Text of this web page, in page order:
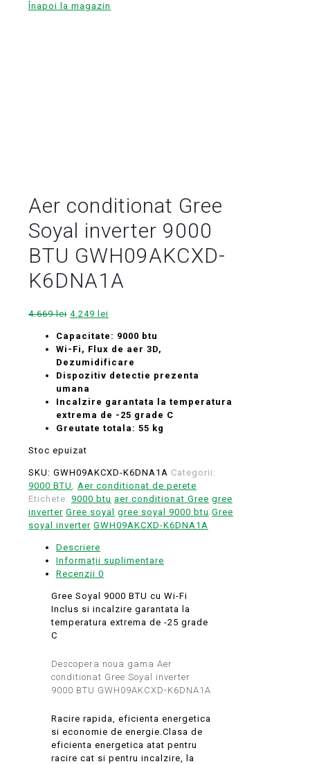
Înapoi la magazin
Aer conditionat Gree
Soyal inverter 9000
BTU GWH09AKCXD-
K6DNA1A
4.669lei Prețul
a
fost:
4.669 lei.
4.249 lei
este:
4.249 lei.
Capacitate: 9000 btu
Wi-Fi, Flux de aer 3D,
Dezumidificare
Dispozitiv detectie prezenta
umana
Incalzire garantata la temperatura
extrema de -25 grade C
Greutate totala: 55 kg
Stoc epuizat
SKU: GWH09AKCXD-K6DNA1A Categorii:
9000 BTU , Aer conditionat de perete
Etichete: 9000 btu aer conditionat Gree gree
inverter Gree soyal gree soyal 9000 btu Gree
soyal inverter GWH09AKCXD-K6DNA1A
Descriere
Informații suplimentare
Recenzii 0
Gree Soyal 9000 BTU cu Wi-Fi
Inclus si incalzire garantata la
temperatura extrema de -25 grade
C
Descopera noua gama Aer
conditionat Gree Soyal inverter
9000 BTU GWH09AKCXD-K6DNA1A
Racire rapida, eficienta energetica
si economie de energie.Clasa de
eficienta energetica atat pentru
racire cat si pentru incalzire, la